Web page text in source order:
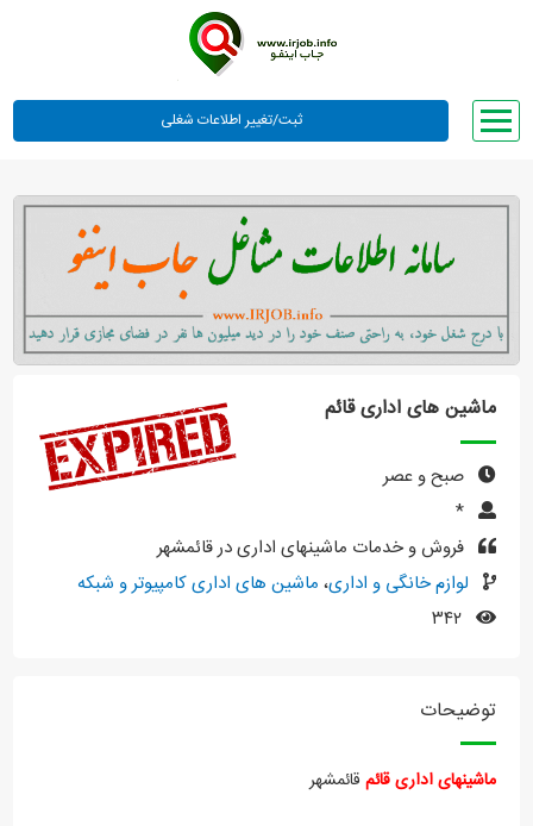
وبلاگ
معرفی ما
تعرفه ها
راهنما
ورود یا عضویت
ماشین های اداری قائم
صبح و عصر
*
فروش و خدمات ماشینهای اداری در قائمشهر
لوازم خانگی و اداری، ماشین های اداری کامپیوتر و شبکه
۳۴۲
توضیحات
ماشینهای اداری قائم قائمشهر